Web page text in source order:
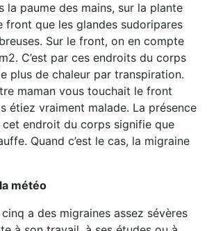
la paume des mains, sur la plante
front que les glandes sudoripares
Sur le front, on en compte
C’est par ces endroits du corps
plus de chaleur par transpiration.
maman vous touchait le front
étiez vraiment malade. La présence
endroit du corps signifie que
Quand c’est le cas, la migraine
météo
a des migraines assez sévères